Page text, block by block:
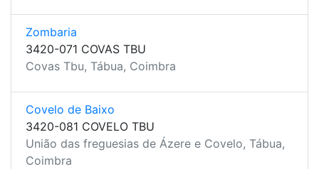
Zombaria
3420-071 COVAS TBU
Covas Tbu, Tábua, Coimbra
Covelo de Baixo
3420-081 COVELO TBU
União das freguesias de Ázere e Covelo, Tábua,
Coimbra